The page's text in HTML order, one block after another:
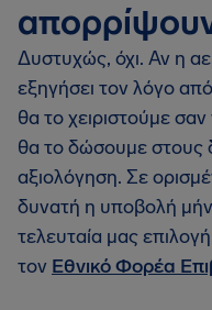
Δυστυχώς, όχι. Αν η
εξηγήσει τον λόγο
θα το χειριστούμε
θα το δώσουμε στους
αξιολόγηση. Σε
δυνατή η υποβολή
τελευταία μας
τον Εθνικό Φορέα